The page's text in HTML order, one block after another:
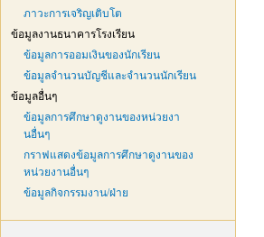
ภาวะการเจริญเติบโต
ข้อมูลงานธนาคารโรงเรียน
ข้อมูลการออมเงินของนักเรียน
ข้อมูลจำนวนบัญชีและจำนวนนักเรียน
ข้อมูลอื่นๆ
ข้อมูลการศึกษาดูงานของหน่วยงา
นอื่นๆ
กราฟแสดงข้อมูลการศึกษาดูงานของ
หน่วยงานอื่นๆ
ข้อมูลกิจกรรมงาน/ฝ่าย